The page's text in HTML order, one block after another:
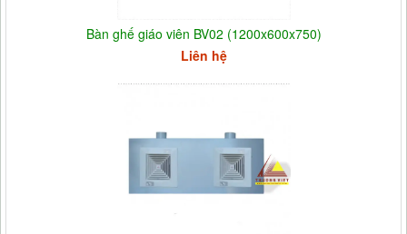
Bàn ghế giáo viên BV02 (1200x600x750)
Liên hệ